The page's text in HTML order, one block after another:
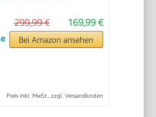
169,99 €
299,99 €
Bei Amazon ansehen
Preis inkl. MwSt., zzgl. Versandkosten